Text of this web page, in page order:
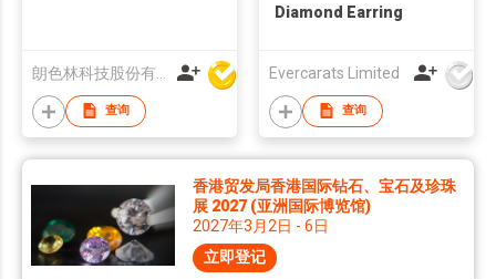
查询
Diamond Earring
Evercarats Limited
查询
香港贸发局香港国际钻石、宝石及珍珠
展 2027 (亚洲国际博览馆)
2027年3月2日 - 6日
立即登记